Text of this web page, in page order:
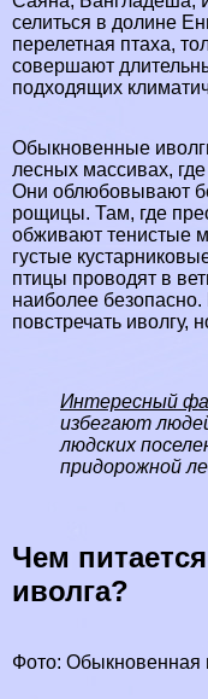
селиться в долине
перелетная птаха,
совершают
подходящих
Обыкновенные
лесных массивах,
Они облюбовывают
рощицы. Там, где
обживают тенистые
густые
птицы проводят в
наиболее безопасно.
повстречать иволгу,
Интересный
избегают
людских
придорожной
Чем
иволга?
Фото: Обыкновенная